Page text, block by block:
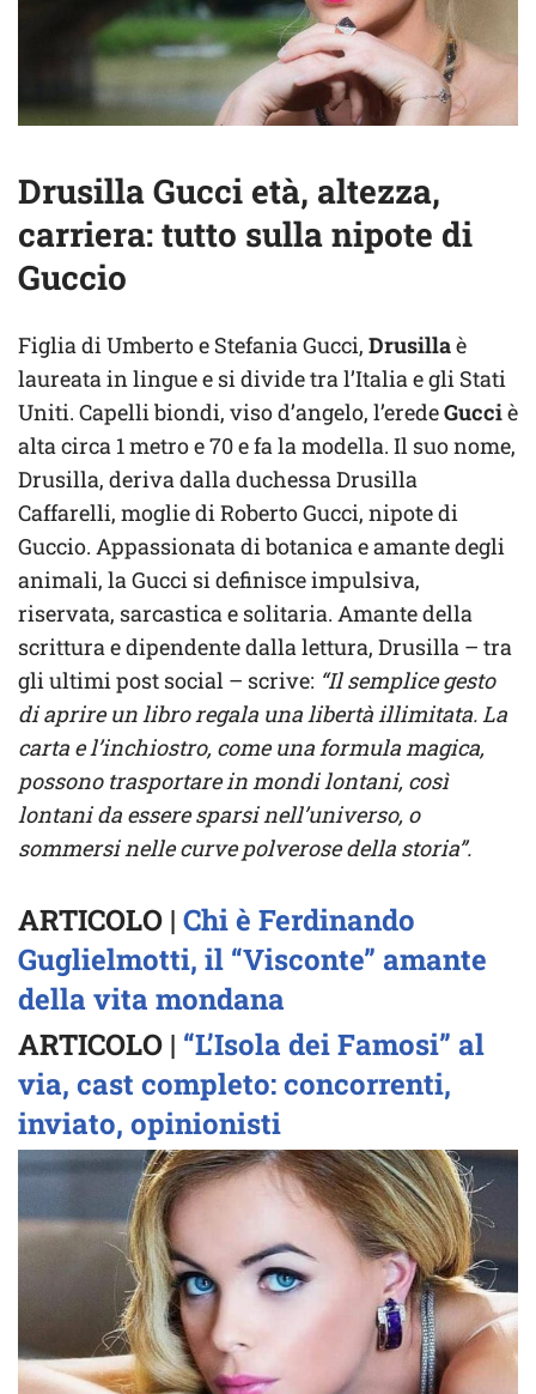
Drusilla Gucci età, altezza,
carriera: tutto sulla nipote di
Guccio
Figlia di Umberto e Stefania Gucci, Drusillaè
laureata in lingue e si divide tra l’Italia e gli Stati
Uniti. Capelli biondi, viso d’angelo, l’eredeGucciè
alta circa 1 metro e 70 e fa la modella. Il suo nome,
Drusilla, deriva dalla duchessa Drusilla
Caffarelli, moglie di Roberto Gucci, nipote di
Guccio. Appassionata di botanica e amante degli
animali, la Gucci si definisce impulsiva,
riservata, sarcastica e solitaria. Amante della
scrittura e dipendente dalla lettura, Drusilla – tra
gli ultimi post social – scrive: “Il semplice gesto
di aprire un libro regala una libertà illimitata. La
carta e l’inchiostro, come una formula magica,
possono trasportare in mondi lontani, così
lontani da essere sparsi nell’universo, o
sommersi nelle curve polverose della storia”.
ARTICOLO | Chi è Ferdinando
Guglielmotti, il “Visconte” amante
della vita mondana
ARTICOLO | “L’Isola dei Famosi” al
via, cast completo: concorrenti,
inviato, opinionisti